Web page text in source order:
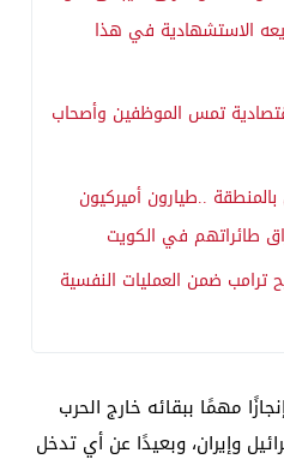
الاستشهادية في هذا
تمس الموظفين وأصحاب
..طيارون أميركيون
طائراتهم في الكويت
ترامب ضمن العمليات النفسية
مهمًا ببقائه خارج الحرب
بين إسرائيل وإيران، وبعيدًا عن أي تدخل